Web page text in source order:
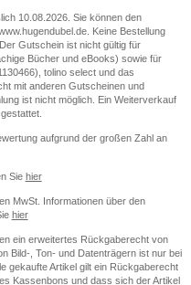
10.08.2026. Sie können den
Keine Bestellung
Gutschein ist nicht gültig für
Bücher und eBooks) sowie für
tolino select und das
mit anderen Gutscheinen und
ist nicht möglich. Ein Weiterverkauf
aufgrund der großen Zahl an
Sie hier
MwSt. Informationen über den
hier
ein erweitertes Rückgaberecht von
Bild-, Ton- und Datenträgern ist nur bei
gekaufte Artikel gilt ein Rückgaberecht
Kassenbons und dass sich der Artikel